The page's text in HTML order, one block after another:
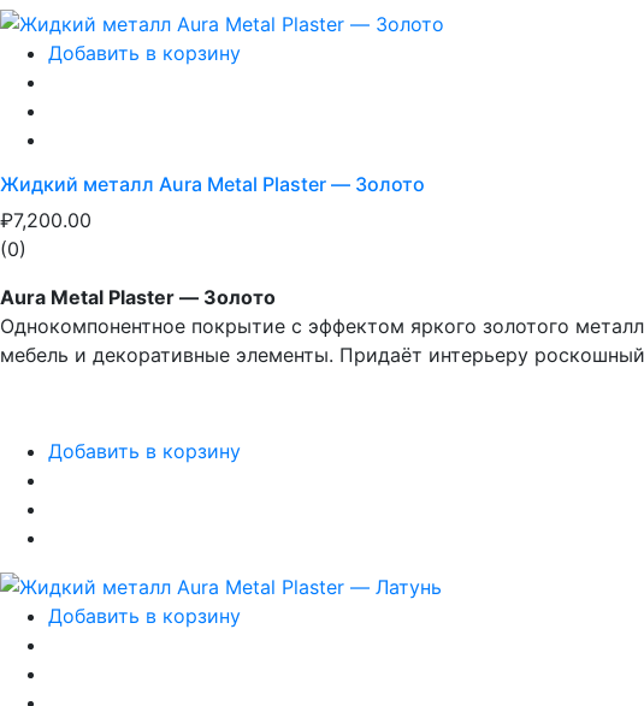
Добавить в корзину
Жидкий металл Aura Metal Plaster — Золото
₽7,200.00
(0)
Aura Metal Plaster — Золото
Однокомпонентное покрытие с эффектом яркого золотого
мебель и декоративные элементы. Придаёт интерьеру
Добавить в корзину
Добавить в корзину